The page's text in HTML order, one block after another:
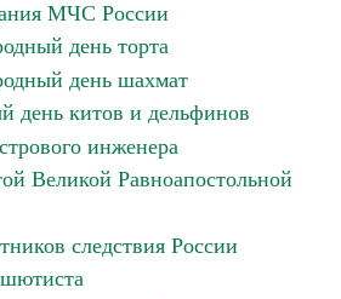
МЧС России
день торта
день шахмат
день китов и дельфинов
инженера
Великой Равноапостольной
следствия России